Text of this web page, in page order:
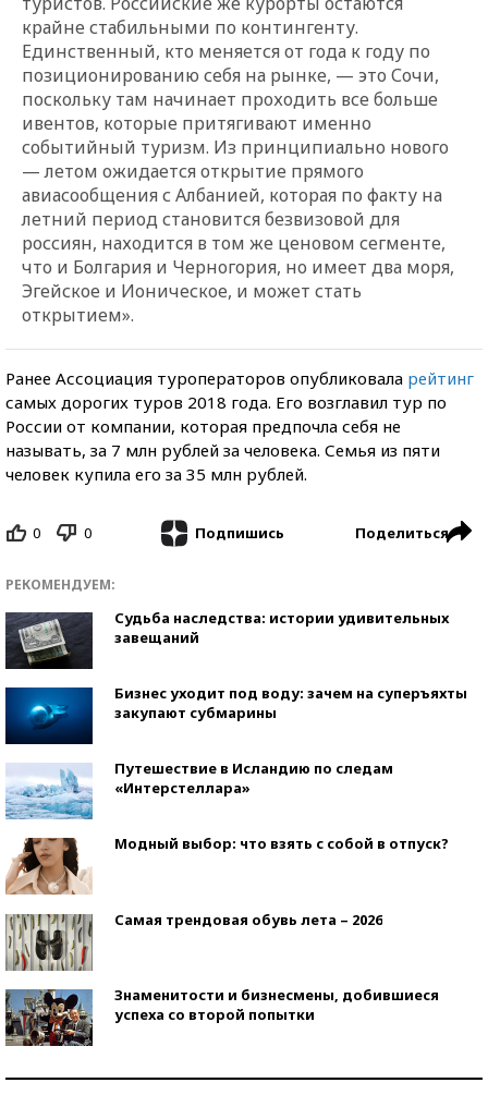
крайне стабильными по контингенту.
Единственный, кто меняется от года к году по
позиционированию себя на рынке, — это Сочи,
поскольку там начинает проходить все больше
ивентов, которые притягивают именно
событийный туризм. Из принципиально нового
— летом ожидается открытие прямого
авиасообщения с Албанией, которая по факту на
летний период становится безвизовой для
россиян, находится в том же ценовом сегменте,
что и Болгария и Черногория, но имеет два моря,
Эгейское и Ионическое, и может стать
открытием».
Ранее Ассоциация туроператоров опубликовала рейтинг
самых дорогих туров 2018 года. Его возглавил тур по
России от компании, которая предпочла себя не
называть, за 7 млн рублей за человека. Семья из пяти
человек купила его за 35 млн рублей.
0 0 Подпишись Поделиться
РЕКОМЕНДУЕМ:
Судьба наследства: истории удивительных
завещаний
Бизнес уходит под воду: зачем на суперъяхты
закупают субмарины
Путешествие в Исландию по следам
«Интерстеллара»
Модный выбор: что взять с собой в отпуск?
Самая трендовая обувь лета – 2026
Знаменитости и бизнесмены, добившиеся
успеха со второй попытки